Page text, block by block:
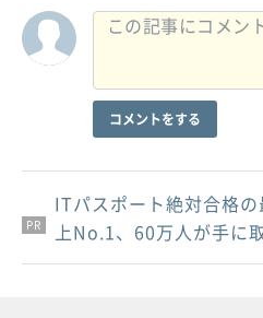
コメントをする
PR
PR
PR
ITパスポート絶対合格
上No.1、60万人が手に